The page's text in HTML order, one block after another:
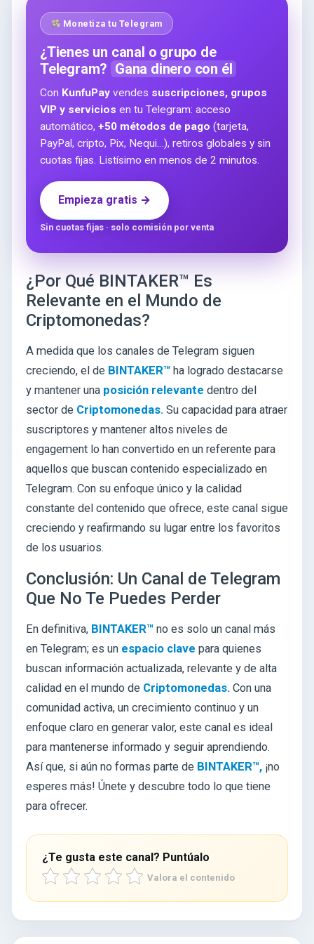
Monetiza tu Telegram
¿Tienes un canal o grupo de
Telegram? Gana dinero con él
Con KunfuPay vendes suscripciones, grupos
VIP y servicios en tu Telegram: acceso
automático, +50 métodos de pago (tarjeta,
PayPal, cripto, Pix, Nequi…), retiros globales y sin
cuotas fijas. Listísimo en menos de 2 minutos.
Empieza gratis →
Sin cuotas fijas · solo comisión por venta
¿Por Qué BINTAKER™ Es
Relevante en el Mundo de
Criptomonedas?
A medida que los canales de Telegram siguen
creciendo, el de BINTAKER™ ha logrado destacarse
y mantener una posición relevante dentro del
sector de Criptomonedas. Su capacidad para atraer
suscriptores y mantener altos niveles de
engagement lo han convertido en un referente para
aquellos que buscan contenido especializado en
Telegram. Con su enfoque único y la calidad
constante del contenido que ofrece, este canal sigue
creciendo y reafirmando su lugar entre los favoritos
de los usuarios.
Conclusión: Un Canal de Telegram
Que No Te Puedes Perder
En definitiva, BINTAKER™ no es solo un canal más
en Telegram; es un espacio clave para quienes
buscan información actualizada, relevante y de alta
calidad en el mundo de Criptomonedas. Con una
comunidad activa, un crecimiento continuo y un
enfoque claro en generar valor, este canal es ideal
para mantenerse informado y seguir aprendiendo.
Así que, si aún no formas parte de BINTAKER™, ¡no
esperes más! Únete y descubre todo lo que tiene
para ofrecer.
¿Te gusta este canal? Puntúalo
Valora el contenido